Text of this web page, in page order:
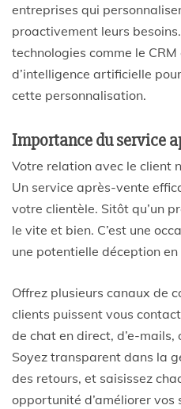
entreprises qui
proactivement leurs
technologies comme le
d’intelligence artificielle
cette personnalisation.
Importance du service
Votre relation avec le client
Un service après-vente
votre clientèle. Sitôt qu’un
le vite et bien. C’est une
une potentielle déception
Offrez plusieurs canaux de
clients puissent vous
de chat en direct, d’e-mails,
Soyez transparent dans la
des retours, et saisissez
opportunité d’améliorer